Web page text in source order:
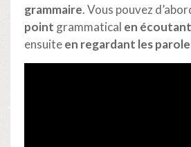
grammaire. Vous pouvez
point grammatical en
ensuiteen regardant les